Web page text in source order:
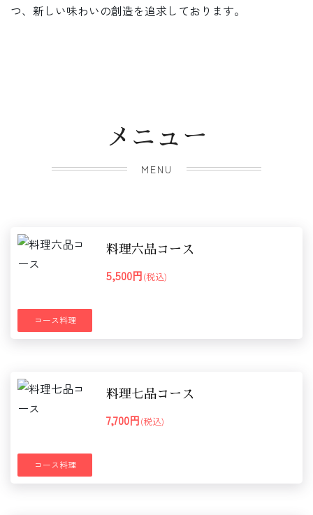
つ、新しい味わいの創造を追求しております。
メニュー
MENU
コース料理
料理六品コース
5,500円(税込)
コース料理
料理七品コース
7,700円(税込)